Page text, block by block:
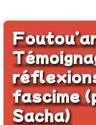
fascime
Sacha)